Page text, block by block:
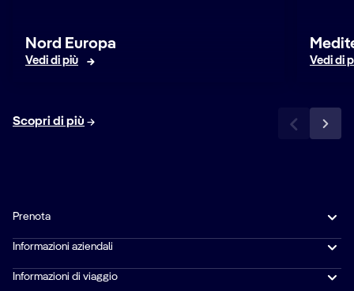
Nord Europa
Vedi di più Vedi di
Scopri di più
Prenota
Informazioni aziendali
Informazioni di viaggio